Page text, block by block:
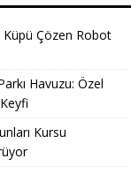
Çözen Robot
Havuzu: Özel
Kursu